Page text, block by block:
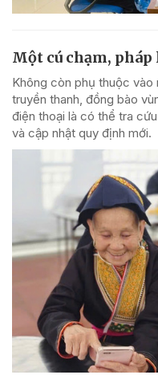
Một cú chạm,
Không còn phụ thuộc vào
truyền thanh, đồng bào
điện thoại là có thể tra
và cập nhật quy định mới.